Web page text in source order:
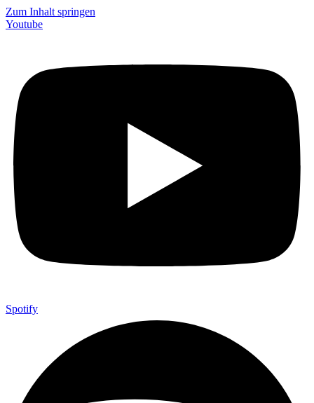
Zum Inhalt springen
Youtube
Spotify